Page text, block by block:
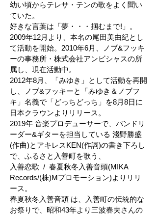
幼い頃からテレサ・テンの歌をよく聞い
ていた。
好きな言葉は「夢・・・掴むまで!」。
2009年12月より、本名の尾田美由紀とし
て活動を開始。2010年6月、ノブ&フッキ
ーの事務所・株式会社アンビシャスの所
属し、現在活動中。
2012年8月、「みゆき」として活動を再開
し、ノブ&フッキーと「みゆき＆ノブフ
キ」名義で「どっちどっち」を8月8日に
日本クラウンよりリリース。
2019年 音楽プロデューサーで、バンドリ
ーダー&ギターを担当している 淺野勝盛
(作曲)とアキレスKEN(作詞)の書き下ろし
で、ふるさと入善町を歌う、
入善恋歌 / 春夏秋冬入善音頭(MIKA
Records/(株)Mプロモーション)よりリリ
ース。
春夏秋冬入善音頭 は、入善町の伝統的な
お祭りで、昭和43年より三波春夫さんの